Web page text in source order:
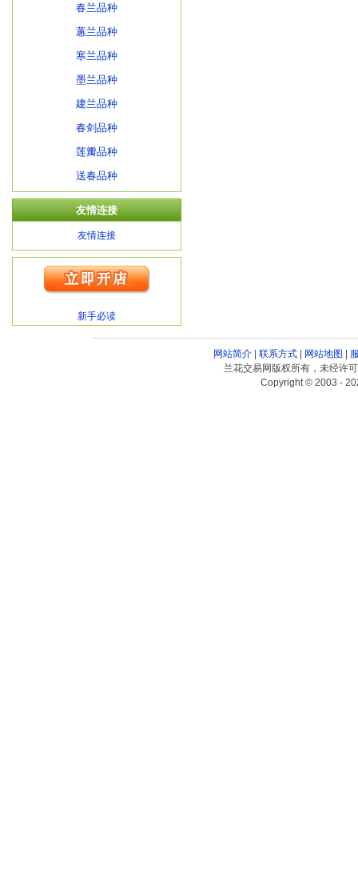
春兰品种
蕙兰品种
寒兰品种
墨兰品种
建兰品种
春剑品种
莲瓣品种
送春品种
友情连接
友情连接
新手必读
网站简介| 联系方式| 网站地图 |
兰花交易网版权所有，未经许
Copyright © 2003 -